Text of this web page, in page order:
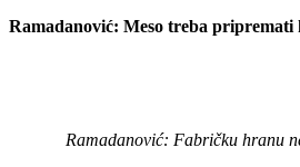
Ramadanović: Meso treba pripremati
Ramadanović: Fabričku hranu